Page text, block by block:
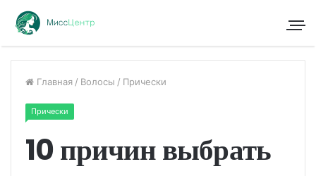
Главная / Волосы / Прически
Прически
10 причин выбрать